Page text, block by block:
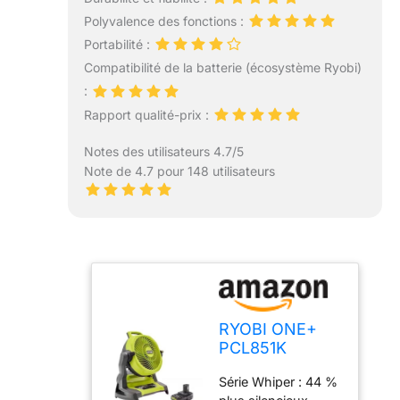
Polyvalence des fonctions :
Portabilité :
Compatibilité de la batterie (écosystème Ryobi)
:
Rapport qualité-prix :
Notes des utilisateurs 4.7/5
Note de 4.7 pour 148 utilisateurs
RYOBI ONE+
PCL851K
brumisateur
Série Whiper : 44 %